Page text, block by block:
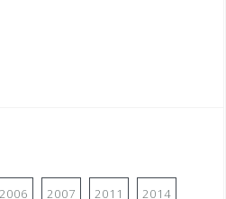
2006 2007 2011 2014